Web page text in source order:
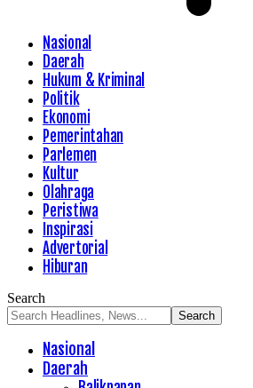
Nasional
Daerah
Hukum & Kriminal
Politik
Ekonomi
Pemerintahan
Parlemen
Kultur
Olahraga
Peristiwa
Inspirasi
Advertorial
Hiburan
Search
Nasional
Daerah